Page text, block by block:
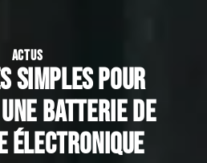
ACTUS
simples pour
batterie de
électronique